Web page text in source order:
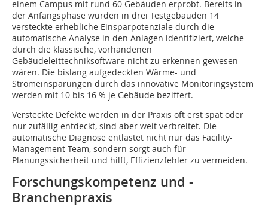
einem Campus mit rund 60 Gebäuden erprobt. Bereits in
der Anfangsphase wurden in drei Testgebäuden 14
versteckte erhebliche Einsparpotenziale durch die
automatische Analyse in den Anlagen identifiziert, welche
durch die klassische, vorhandenen
Gebäudeleittechniksoftware nicht zu erkennen gewesen
wären. Die bislang aufgedeckten Wärme- und
Stromeinsparungen durch das innovative Monitoringsystem
werden mit 10 bis 16 % je Gebäude beziffert.
Versteckte Defekte werden in der Praxis oft erst spät oder
nur zufällig entdeckt, sind aber weit verbreitet. Die
automatische Diagnose entlastet nicht nur das Facility-
Management-Team, sondern sorgt auch für
Planungssicherheit und hilft, Effizienzfehler zu vermeiden.
Forschungskompetenz und ­
Branchenpraxis